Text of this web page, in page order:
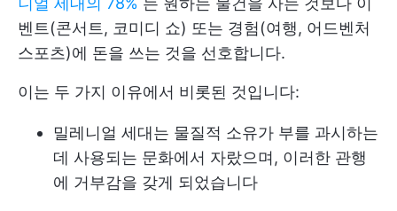
벤트(콘서트, 코미디 쇼) 또는 경험(여행, 어드벤처
스포츠)에 돈을 쓰는 것을 선호합니다.
이는 두 가지 이유에서 비롯된 것입니다:
밀레니얼 세대는 물질적 소유가 부를 과시하는
데 사용되는 문화에서 자랐으며, 이러한 관행
에 거부감을 갖게 되었습니다